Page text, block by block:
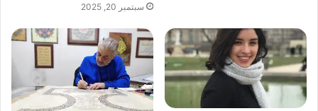
سبتمبر 20, 2025